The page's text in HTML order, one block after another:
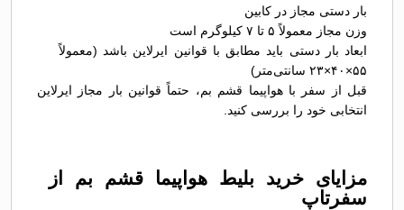
بار دستی مجاز در کابین
وزن مجاز معمولاً ۵ تا ۷ کیلوگرم است
ابعاد بار دستی باید مطابق با قوانین ایرلاین باشد (معمولاً
۵۵×۴۰×۲۳ سانتی‌متر)
قبل از سفر با هواپیما قشم بم، حتماً قوانین بار مجاز ایرلاین
انتخابی خود را بررسی کنید.
مزایای خرید بلیط هواپیما قشم بم از
سفرتاپ